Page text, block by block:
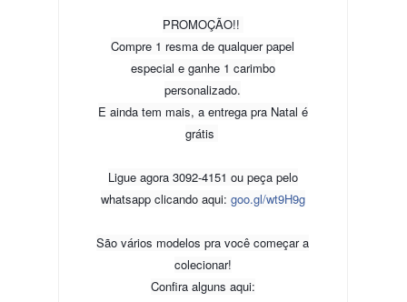
PROMOÇÃO!!
Compre 1 resma de qualquer papel
especial e ganhe 1 carimbo
personalizado.
E ainda tem mais, a entrega pra Natal é
grátis
Ligue agora 3092-4151 ou peça pelo
whatsapp clicando aqui: goo.gl/wt9H9g
São vários modelos pra você começar a
colecionar!
Confira alguns aqui: